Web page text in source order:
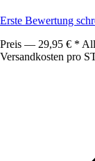
Erste Bewertung
Preis — 29,95 € *
Versandkosten pro